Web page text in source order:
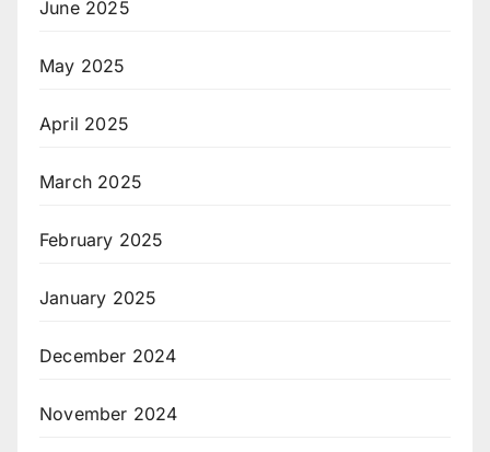
June 2025
May 2025
April 2025
March 2025
February 2025
January 2025
December 2024
November 2024